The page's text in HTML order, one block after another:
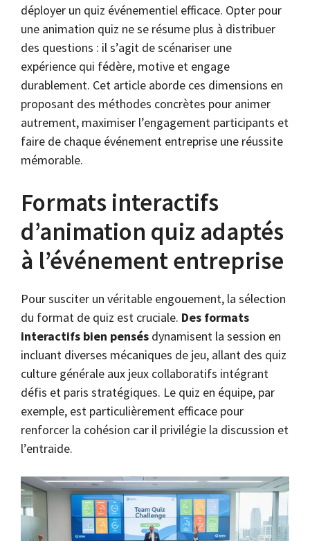
déployer un quiz événementiel efficace. Opter pour
une animation quiz ne se résume plus à distribuer
des questions : il s’agit de scénariser une
expérience qui fédère, motive et engage
durablement. Cet article aborde ces dimensions en
proposant des méthodes concrètes pour animer
autrement, maximiser l’engagement participants et
faire de chaque événement entreprise une réussite
mémorable.
Formats interactifs
d’animation quiz adaptés
à l’événement entreprise
Pour susciter un véritable engouement, la sélection
du format de quiz est cruciale. Des formats
interactifs bien pensés dynamisent la session en
incluant diverses mécaniques de jeu, allant des quiz
culture générale aux jeux collaboratifs intégrant
défis et paris stratégiques. Le quiz en équipe, par
exemple, est particulièrement efficace pour
renforcer la cohésion car il privilégie la discussion et
l’entraide.